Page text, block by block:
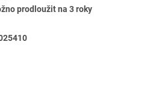
prodloužit na 3 roky